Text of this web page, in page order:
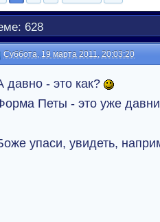
628
Суббота, 19 марта 2011, 20:03:20
давно - это как?
Петы - это уже
упаси, увидеть,